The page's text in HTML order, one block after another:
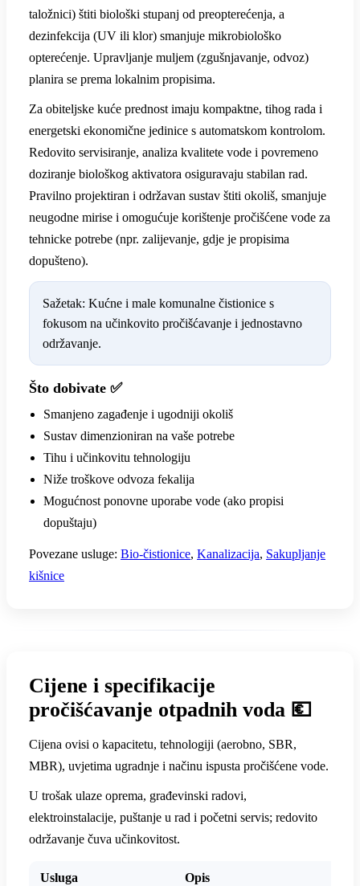
taložnici) štiti biološki stupanj od preopterećenja, a
dezinfekcija (UV ili klor) smanjuje mikrobiološko
opterećenje. Upravljanje muljem (zgušnjavanje, odvoz)
planira se prema lokalnim propisima.
Za obiteljske kuće prednost imaju kompaktne, tihog rada i
energetski ekonomične jedinice s automatskom kontrolom.
Redovito servisiranje, analiza kvalitete vode i povremeno
doziranje biološkog aktivatora osiguravaju stabilan rad.
Pravilno projektiran i održavan sustav štiti okoliš, smanjuje
neugodne mirise i omogućuje korištenje pročišćene vode za
tehnicke potrebe (npr. zalijevanje, gdje je propisima
dopušteno).
Sažetak: Kućne i male komunalne čistionice s
fokusom na učinkovito pročišćavanje i jednostavno
održavanje.
Što dobivate ✅
Smanjeno zagađenje i ugodniji okoliš
Sustav dimenzioniran na vaše potrebe
Tihu i učinkovitu tehnologiju
Niže troškove odvoza fekalija
Mogućnost ponovne uporabe vode (ako propisi
dopuštaju)
Povezane usluge: Bio-čistionice, Kanalizacija, Sakupljanje
kišnice
Cijene i specifikacije
pročišćavanje otpadnih voda 💶
Cijena ovisi o kapacitetu, tehnologiji (aerobno, SBR,
MBR), uvjetima ugradnje i načinu ispusta pročišćene vode.
U trošak ulaze oprema, građevinski radovi,
elektroinstalacije, puštanje u rad i početni servis; redovito
održavanje čuva učinkovitost.
Usluga Opis